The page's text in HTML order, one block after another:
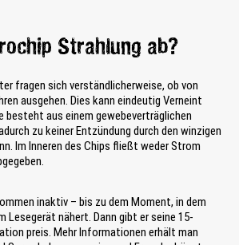
Strahlung ab?
fragen sich verständlicherweise, ob von
ausgehen. Dies kann eindeutig Verneint
besteht aus einem gewebeverträglichen
zu keiner Entzündung durch den winzigen
Im Inneren des Chips fließt weder Strom
inaktiv – bis zu dem Moment, in dem
Lesegerät nähert. Dann gibt er seine 15-
preis. Mehr Informationen erhält man